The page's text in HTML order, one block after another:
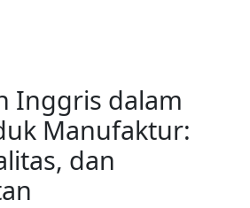
Inggris dalam
Manufaktur:
dan